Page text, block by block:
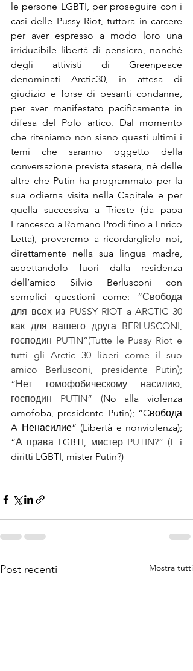
le persone LGBTI, per proseguire con i
casi delle Pussy Riot, tuttora in carcere
per aver espresso a modo loro una
irriducibile libertà di pensiero, nonché
degli attivisti di Greenpeace
denominati Arctic30, in attesa di
giudizio e forse di pesanti condanne,
per aver manifestato pacificamente in
difesa del Polo artico. Dal momento
che riteniamo non siano questi ultimi i
temi che saranno oggetto della
conversazione prevista stasera, né delle
altre che Putin ha programmato per la
sua odierna visita nella Capitale e per
quella successiva a Trieste (da papa
Francesco a Romano Prodi fino a Enrico
Letta), proveremo a ricordarglielo noi,
direttamente nella sua lingua madre,
aspettandolo fuori dalla residenza
dell’amico Silvio Berlusconi con
semplici questioni come: “Свобода
для всех из PUSSY RIOT a ARCTIC 30
как для вашего друга BERLUSCONI,
господин PUTIN”(Tutte le Pussy Riot e
tutti gli Arctic 30 liberi come il suo
“Нет гомофобическому насилию,
господин PUTIN” (No alla violenza
omofoba, presidente Putin); “Cвобода
A Ненасилие” (Libertà e nonviolenza);
“А права LGBTI, мистер PUTIN?” (E i
diritti LGBTI, mister Putin?)
Post recenti Mostra tutti